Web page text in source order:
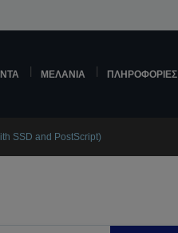
ΜΕΛΆΝΙΑ ΠΛΗΡΟΦΟΡΊΕΣ
SSD and PostScript)